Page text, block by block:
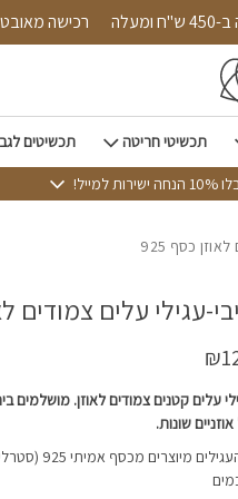
ש"ח ומעלה
תכשיטי חריטה תכשיטים
כסף 925
עגילי עלים צמודים
₪
עלים קטנים צמודים לאוזן. מושלמים
שונות.
העגילים